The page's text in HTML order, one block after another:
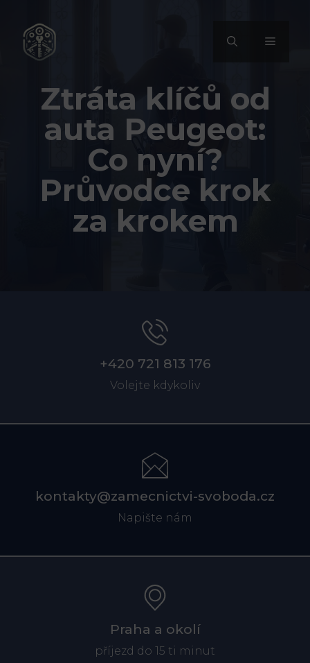
obsah
MENU
Ztráta klíčů od
auta Peugeot:
Co nyní?
Průvodce krok
za krokem
+420 721 813 176
Volejte kdykoliv
kontakty@zamecnictvi-svoboda.cz
Napište nám
Praha a okolí
příjezd do 15 ti minut